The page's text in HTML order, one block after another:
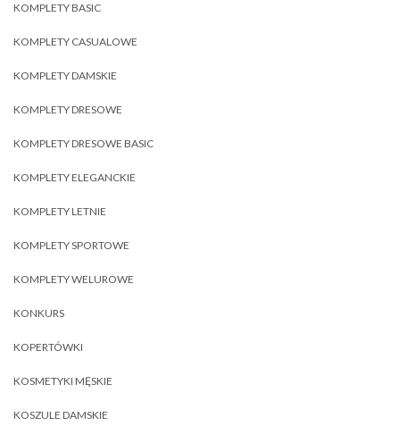
KOMPLETY BASIC
KOMPLETY CASUALOWE
KOMPLETY DAMSKIE
KOMPLETY DRESOWE
KOMPLETY DRESOWE BASIC
KOMPLETY ELEGANCKIE
KOMPLETY LETNIE
KOMPLETY SPORTOWE
KOMPLETY WELUROWE
KONKURS
KOPERTÓWKI
KOSMETYKI MĘSKIE
KOSZULE DAMSKIE